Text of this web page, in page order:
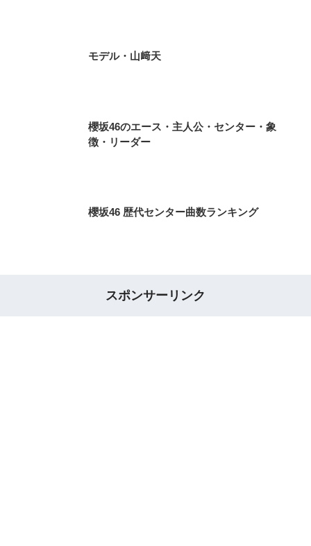
モデル・山﨑天
櫻坂46のエース・主人公・センター・象
徴・リーダー
櫻坂46 歴代センター曲数ランキング
スポンサーリンク